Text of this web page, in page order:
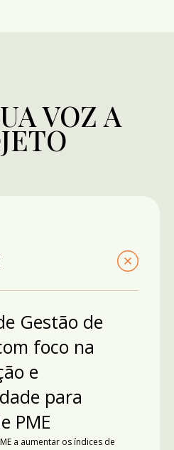
VOZ A
Gestão de
foco na
e
para
PME
a aumentar os índices de